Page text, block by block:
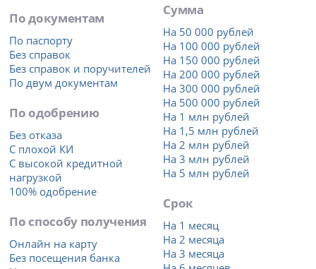
По документам
По паспорту
Без справок
Без справок и поручителей
По двум документам
По одобрению
Без отказа
С плохой КИ
С высокой кредитной
нагрузкой
100% одобрение
По способу получения
Онлайн на карту
Без посещения банка
Сумма
На 50 000 рублей
На 100 000 рублей
На 150 000 рублей
На 200 000 рублей
На 300 000 рублей
На 500 000 рублей
На 1 млн рублей
На 1,5 млн рублей
На 2 млн рублей
На 3 млн рублей
На 5 млн рублей
Срок
На 1 месяц
На 2 месяца
На 3 месяца